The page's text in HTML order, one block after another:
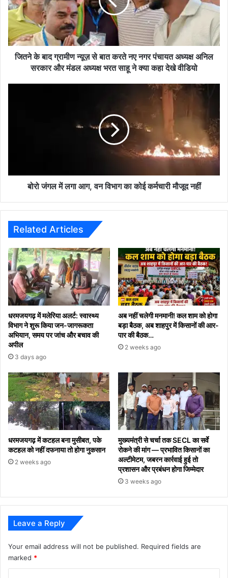
न्यूज़
से
करते
नए
नगर
वीडियो
जितने के बाद ग्रामीण न्यूज़ से बात करते नए नगर पंचायत अध्यक्ष अनिल
सरकार और मंडल अध्यक्ष भरत साहू ने क्या कहा देखे वीडियो
कोई
बोरो जंगल में लगा आग, वन विभाग का कोई कर्मचारी मौजूद नहीं
Related Articles
धरमजयगढ़ में मलेरिया अलर्ट: स्वास्थ्य
विभाग ने शुरू किया जन-जागरूकता
अभियान, समय पर जांच और बचाव की
अपील
3 days ago
अब नहीं चलेगी मनमानी! कल शाम को होगा
बड़ा बैठक, अब शाहपुर में किसानों की आर-
पार की बैठक…
2 weeks ago
धरमजयगढ़ में कटहल बना मुसीबत, पके
कटहल को नहीं दफनाया तो होगा नुकसान
2 weeks ago
मुख्यमंत्री से चर्चा तक SECL का सर्वे
रोकने की मांग — प्रभावित किसानों का
अल्टीमेटम, जबरन कार्रवाई हुई तो
प्रशासन और प्रबंधन होगा जिम्मेदार
3 weeks ago
Leave a Reply
Your email address will not be published. Required fields are
marked *